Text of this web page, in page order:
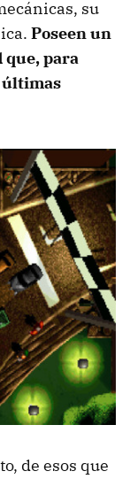
su
Poseen un
para
últimas
de esos que